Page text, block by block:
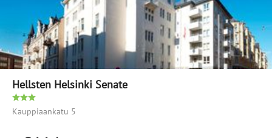
Hellsten Helsinki Senate
Kauppiaankatu 5